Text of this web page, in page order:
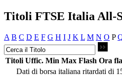
Titoli FTSE Italia All-
A B C D E F G H I J K L M N O P
Titoli Uffic. Min Max Flash Ora
Dati di borsa italiana ritardati di